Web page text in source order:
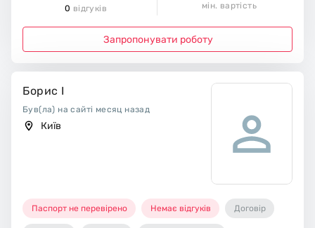
0 відгуків мін. вартість
Запропонувати роботу
Борис І
Був(ла) на сайті месяц назад
Київ
Паспорт не перевірено Немає відгуків Договір